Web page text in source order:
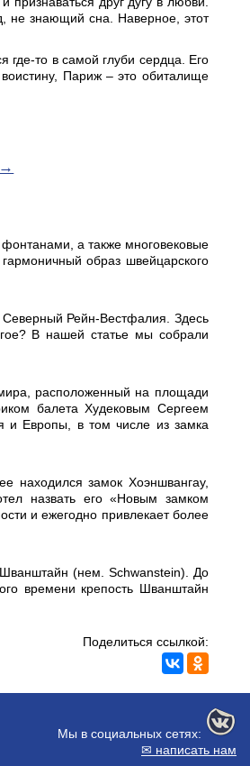
не знающий сна. Наверное, этот
где-то в самой глуби сердца. Его
Париж – это обиталище
→
а также многовековые
образ швейцарского
Рейн-Вестфалия. Здесь
В нашей статье мы собрали
расположенный на площади
балета Худековым Сергеем
и Европы, в том числе из замка
находился замок Хоэншвангау,
назвать его «Новым замком
и ежегодно привлекает более
Шванштайн (нем. Schwanstein). До
времени крепость Шванштайн
Поделиться ссылкой:
Мы в социальных сетях:
✉ написать нам